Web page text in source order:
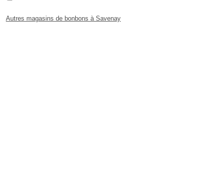
Autres magasins de bonbons à Savenay